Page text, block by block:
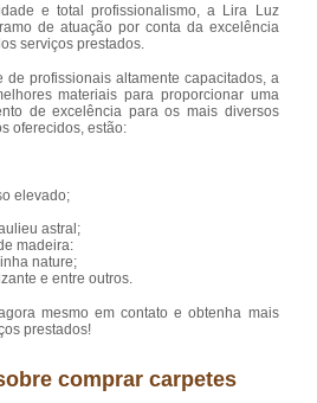
e total profissionalismo, a Lira Luz
de atuação por conta da excelência
serviços prestados.
de profissionais altamente capacitados, a
materiais para proporcionar uma
de excelência para os mais diversos
oferecidos, estão:
elevado;
astral;
madeira:
nature;
e entre outros.
mesmo em contato e obtenha mais
prestados!
comprar carpetes